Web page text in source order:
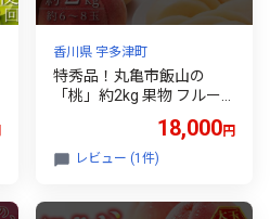
香川県 宇多津町
特秀品！丸亀市飯山の
「桃」約2kg 果物 フルー
甘い おいしい 老舗 見極め
FAH-0065
18,000円
レビュー (1件)